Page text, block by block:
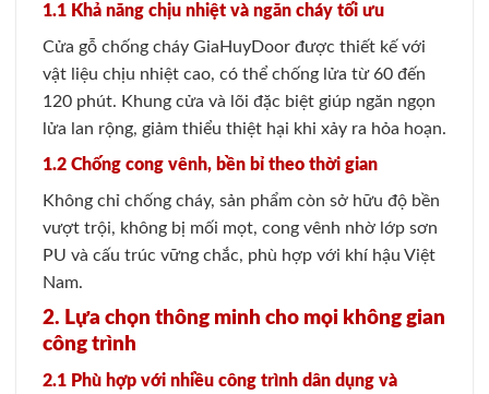
1.1 Khả năng chịu nhiệt và ngăn cháy tối ưu
Cửa gỗ chống cháy GiaHuyDoor được thiết kế với
vật liệu chịu nhiệt cao, có thể chống lửa từ 60 đến
120 phút. Khung cửa và lõi đặc biệt giúp ngăn ngọn
lửa lan rộng, giảm thiểu thiệt hại khi xảy ra hỏa hoạn.
1.2 Chống cong vênh, bền bỉ theo thời gian
Không chỉ chống cháy, sản phẩm còn sở hữu độ bền
vượt trội, không bị mối mọt, cong vênh nhờ lớp sơn
PU và cấu trúc vững chắc, phù hợp với khí hậu Việt
Nam.
2. Lựa chọn thông minh cho mọi không gian
công trình
2.1 Phù hợp với nhiều công trình dân dụng và